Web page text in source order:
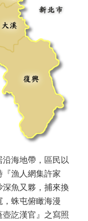
海地帶，區民以
漁人網集許家
魚又夥，捕來換
蛛屯俯瞰海漫
訖漢官』之寫照